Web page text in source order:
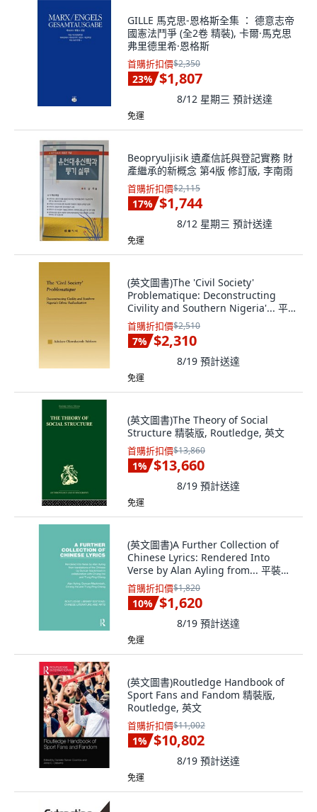
GILLE 馬克思-恩格斯全集 ： 德意志帝
國憲法鬥爭 (全2卷 精裝), 卡爾·馬克思
弗里德里希·恩格斯
首購折扣價$2,350
23% $1,807
8/12 星期三 預計送達
免運
Beopryuljisik 遺產信託與登記實務 財
產繼承的新概念 第4版 修訂版, 李南雨
首購折扣價$2,115
17% $1,744
8/12 星期三 預計送達
免運
(英文圖書)The 'Civil Society'
Problematique: Deconstructing
Civility and Southern Nigeria'... 平
裝版, Routledge, 英文
首購折扣價$2,510
7% $2,310
8/19 預計送達
免運
(英文圖書)The Theory of Social
Structure 精裝版, Routledge, 英文
首購折扣價$13,860
1% $13,660
8/19 預計送達
免運
(英文圖書)A Further Collection of
Chinese Lyrics: Rendered Into
Verse by Alan Ayling from... 平裝版,
Routledge, English
首購折扣價$1,820
10% $1,620
8/19 預計送達
免運
(英文圖書)Routledge Handbook of
Sport Fans and Fandom 精裝版,
Routledge, 英文
首購折扣價$11,002
1% $10,802
8/19 預計送達
免運